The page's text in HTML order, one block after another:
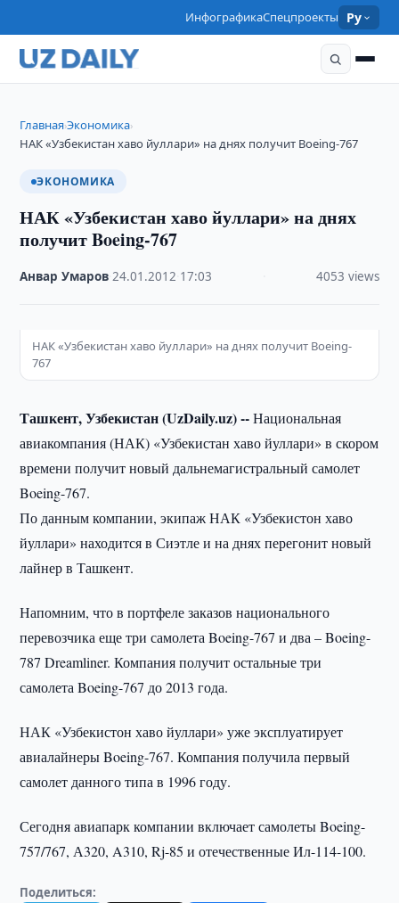
ИнфографикаСпецпроекты Ру
Главная›Экономика›
НАК «Узбекистан хаво йуллари» на днях получит Boeing-767
ЭКОНОМИКА
НАК «Узбекистан хаво йуллари» на днях
получит Boeing-767
Анвар Умаров ·24.01.2012 17:03 4053 views
НАК «Узбекистан хаво йуллари» на днях получит Boeing-
767
Ташкент, Узбекистан (UzDaily.uz) --Национальная
авиакомпания (НАК) «Узбекистан хаво йуллари» в скором
времени получит новый дальнемагистральный самолет
Boeing-767.
По данным компании, экипаж НАК «Узбекистон хаво
йуллари» находится в Сиэтле и на днях перегонит новый
лайнер в Ташкент.
Напомним, что в портфеле заказов национального
перевозчика еще три самолета Boeing-767 и два – Boeing-
787 Dreamliner. Компания получит остальные три
самолета Boeing-767 до 2013 года.
НАК «Узбекистон хаво йуллари» уже эксплуатирует
авиалайнеры Boeing-767. Компания получила первый
самолет данного типа в 1996 году.
Сегодня авиапарк компании включает самолеты Boeing-
757/767, А320, A310, Rj-85 и отечественные Ил-114-100.
Поделиться: